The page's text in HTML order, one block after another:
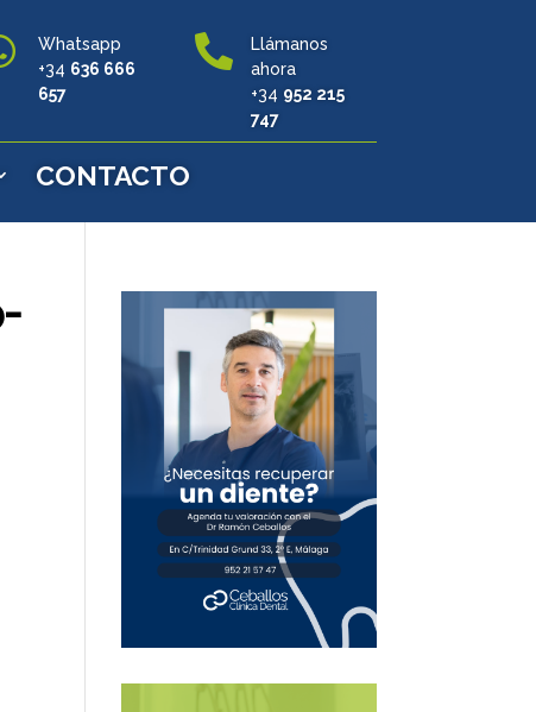
Whatsapp
+34 636 666
657

Llámanos
ahora
+34 952 215
747
CONTACTO